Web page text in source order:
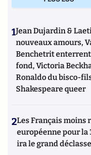
1Jean Dujardin &
nouveaux amours,
Benchetrit
fond, Victoria
Ronaldo du bisco-
Shakespeare queer
2Les Français moins
européenne pour la
ira le grand